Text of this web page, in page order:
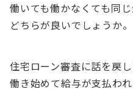
働いても働かなくても同
どちらが良いでしょうか。
住宅ローン審査に話を戻し
働き始めて給与が支払われ